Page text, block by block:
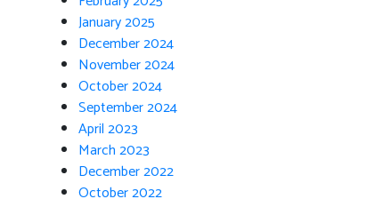
January 2025
December 2024
November 2024
October 2024
September 2024
April 2023
March 2023
December 2022
October 2022